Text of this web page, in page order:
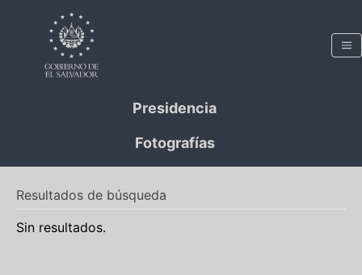
Presidencia
Fotografías
Resultados de búsqueda
Sin resultados.